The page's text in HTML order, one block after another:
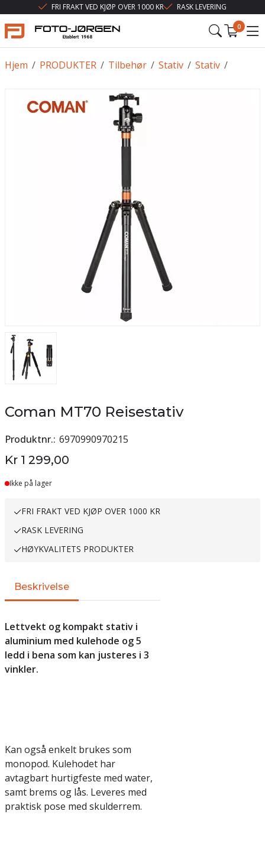
FRI FRAKT VED KJØP OVER 1000 KR RASK LEVERING
0
/
Hjem /
PRODUKTER /
Tilbehør /
Stativ /
Stativ
Coman MT70 Reisestativ
Produktnr. 6970990970215
Kr 1 299,00
Ikke på lager
FRI FRAKT VED KJØP OVER 1000 KR
RASK LEVERING
HØYKVALITETS PRODUKTER
Beskrivelse
Lettvekt og kompakt stativ i
aluminium med kulehode og 5
ledd i bena som kan justeres i 3
vinkler.
Kan også enkelt brukes som
monopod. Kulehodet har
avtagbart hurtigfeste med water,
samt brems og lås. Leveres med
praktisk pose med skulderrem.